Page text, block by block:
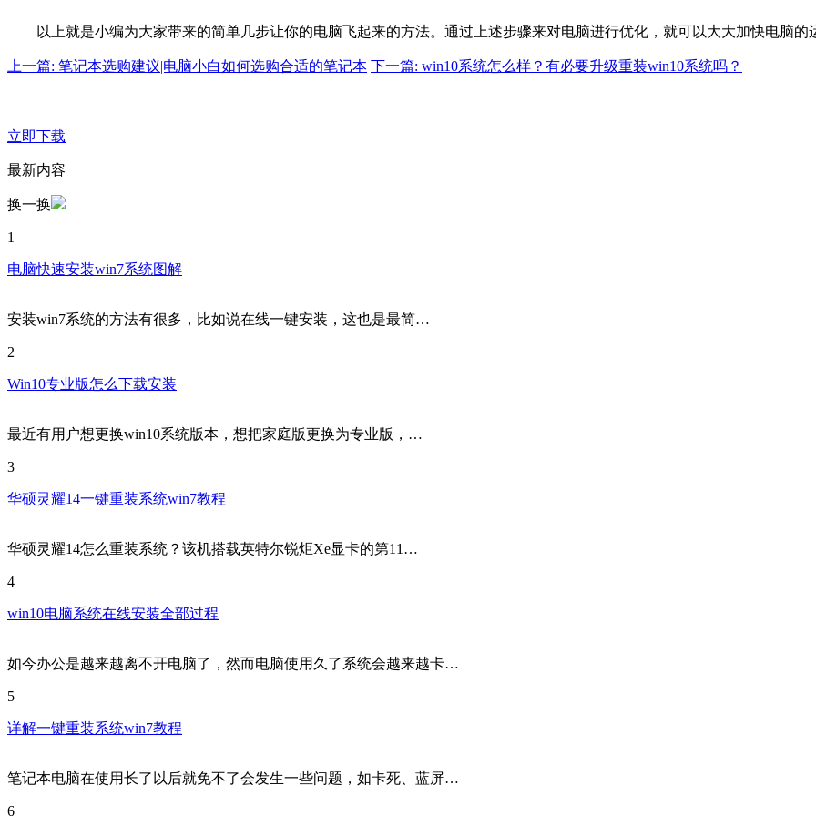
以上就是小编为大家带来的简单几步让你的电脑飞起来的方法。通过上述步骤来对电脑进行优化，就可以大大加快电脑的
上一篇: 笔记本选购建议|电脑小白如何选购合适的笔记本 下一篇: ​win10系统怎么样？有必要升级重装win10系统吗？
立即下载
最新内容
换一换
1
电脑快速安装win7系统图解
安装win7系统的方法有很多，比如说在线一键安装，这也是最简…
2
Win10专业版怎么下载安装
最近有用户想更换win10系统版本，想把家庭版更换为专业版，…
3
华硕灵耀14一键重装系统win7教程
华硕灵耀14怎么重装系统？该机搭载英特尔锐炬Xe显卡的第11…
4
win10电脑系统在线安装全部过程
如今办公是越来越离不开电脑了，然而电脑使用久了系统会越来越卡…
5
详解一键重装系统win7教程
笔记本电脑在使用长了以后就免不了会发生一些问题，如卡死、蓝屏…
6